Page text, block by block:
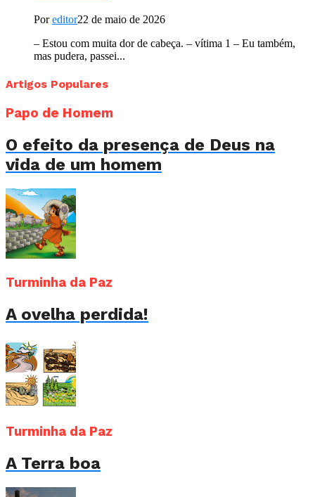
Poreditor22 de maio de 2026
– Estou com muita dor de cabeça. – vítima 1 – Eu também,
mas pudera, passei...
Artigos Populares
Papo de Homem
O efeito da presença de Deus na
vida de um homem
Turminha da Paz
A ovelha perdida!
Turminha da Paz
A Terra boa